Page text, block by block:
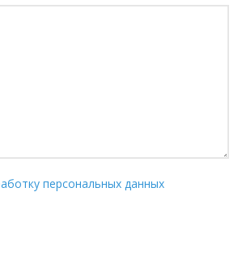
персональных данных